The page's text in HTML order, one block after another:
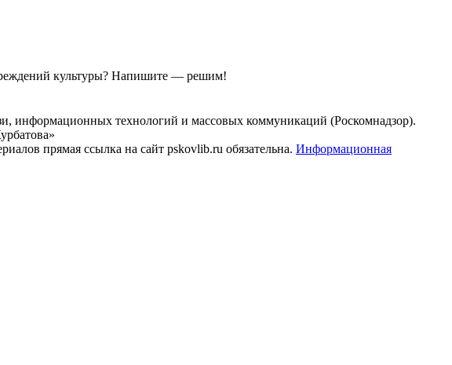
культуры? Напишите — решим!
информационных технологий и массовых коммуникаций (Роскомнадзор).
прямая ссылка на сайт pskovlib.ru обязательна. Информационная